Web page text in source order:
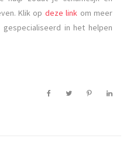
Klik op deze link om meer
in het helpen